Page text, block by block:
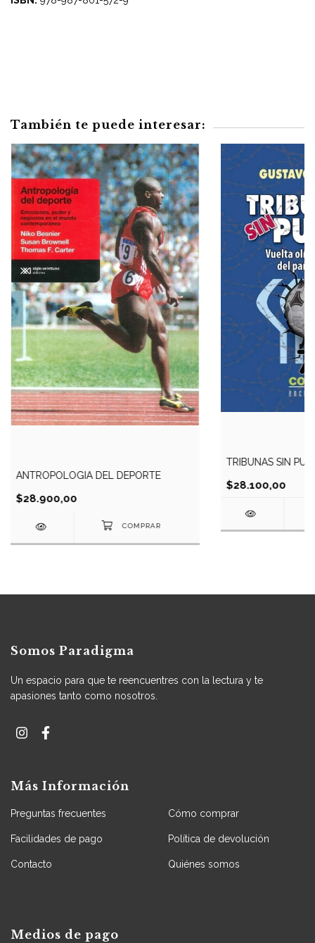
También te puede interesar:
ANTROPOLOGIA DEL DEPORTE
$28.900,00
TRIBUNAS SIN
$28.100,00
Somos Paradigma
Un espacio para que te reencuentres con la lectura y te
apasiones tanto como nosotros.
Más Información
Preguntas frecuentes Cómo comprar
Facilidades de pago Política de devolución
Contacto Quiénes somos
Medios de pago